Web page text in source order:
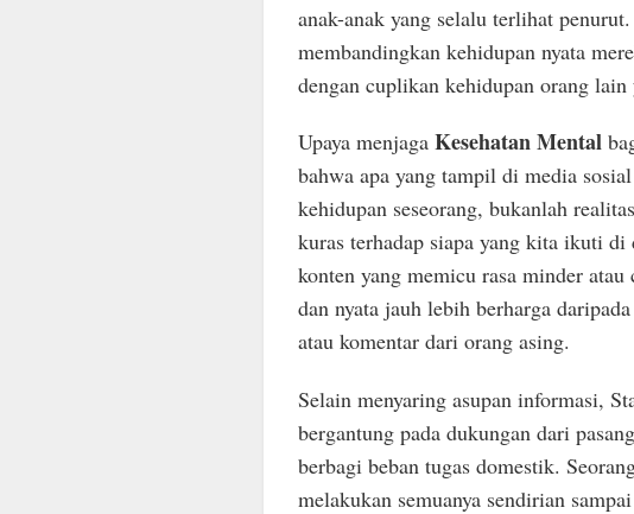
anak-anak yang selalu terlihat
membandingkan kehidupan nyata
dengan cuplikan kehidupan orang lain
Upaya menjaga Kesehatan Mental
bahwa apa yang tampil di media
kehidupan seseorang, bukanlah
kuras terhadap siapa yang kita ikuti di
konten yang memicu rasa minder
dan nyata jauh lebih berharga
atau komentar dari orang asing.
Selain menyaring asupan informasi,
bergantung pada dukungan dari
berbagi beban tugas domestik.
melakukan semuanya sendirian